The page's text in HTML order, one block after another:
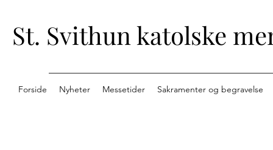
St. Svithun katolske
Forside Nyheter Messetider Sakramenter og begravelse